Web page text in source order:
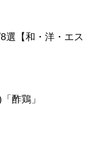
選【和・洋・エス
酢鶏」